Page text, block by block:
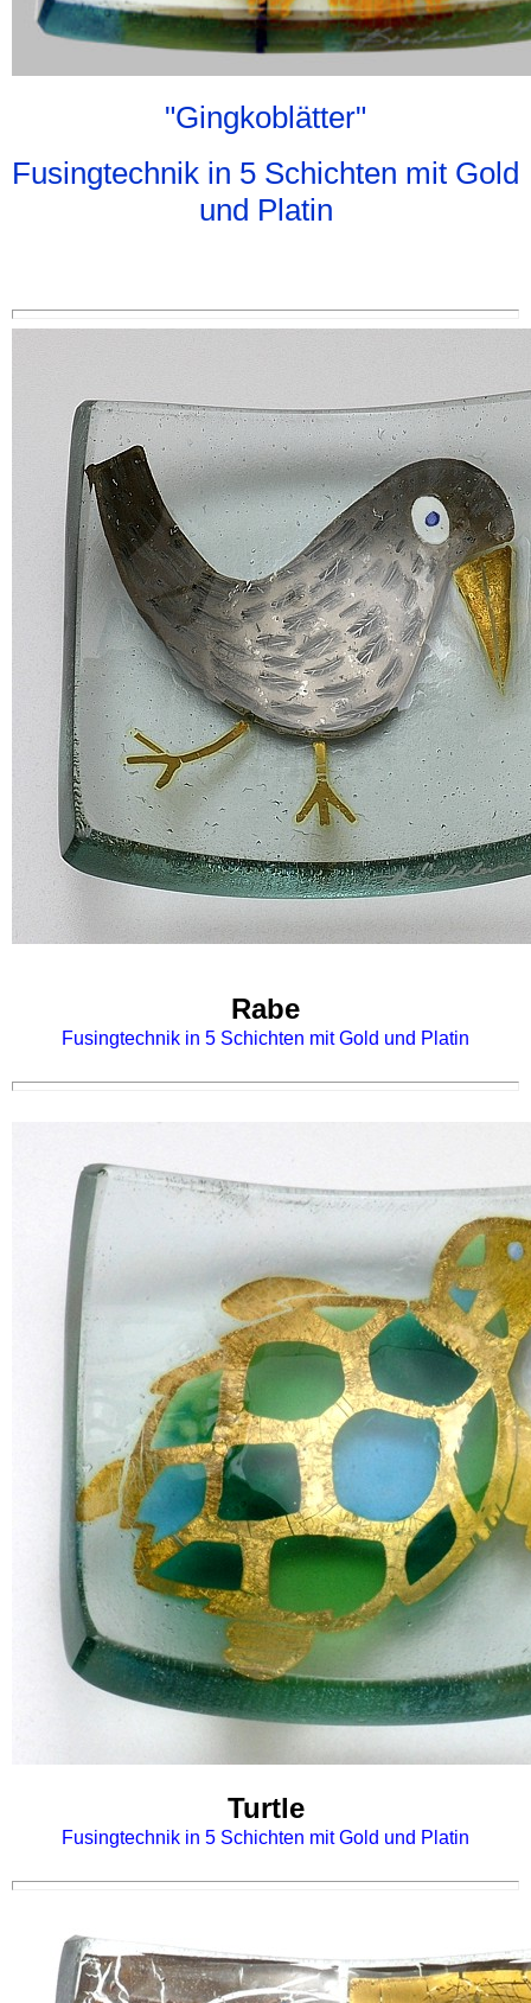
"Gingkoblätter"
Fusingtechnik in 5 Schichten mit Gold
und Platin
Rabe
Fusingtechnik in 5 Schichten mit Gold und Platin
Turtle
Fusingtechnik in 5 Schichten mit Gold und Platin